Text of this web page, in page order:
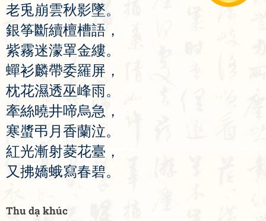
老兎崩雲秋影墜。
銀筝斷續檀槽語 ，
紫霧迷濛罩金縷。
蟬衫麟帶委羅屏 ，
枕花濕透巫峰雨。
牽絲曉井啼烏急 ，
寒螿弔 月 香蘭泣。
紅光漸射菱花臺 ，
又拂嬌蛾寫春碧。
Thu dạ khúc